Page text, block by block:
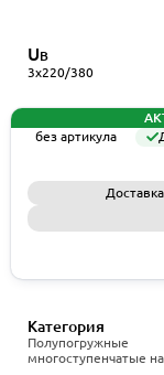
UВ
3x220/380
без артикула
Доставка
Полупогружные
многоступенчатые
Категория